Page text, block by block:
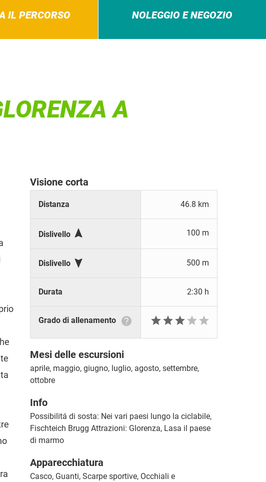
IL PERCORSO NOLEGGIO E NEGOZIO
A
Visione corta
Distanza 46.8 km
Dislivello  100 m
Dislivello  500 m
Durata 2:30 h
Grado di allenamento  
Mesi delle escursioni
aprile, maggio, giugno, luglio, agosto, settembre,
ottobre
Info
Possibilitá di sosta: Nei vari paesi lungo la ciclabile,
Fischteich Brugg Attrazioni: Glorenza, Lasa il paese
di marmo
Apparecchiatura
Casco, Guanti, Scarpe sportive, Occhiali e